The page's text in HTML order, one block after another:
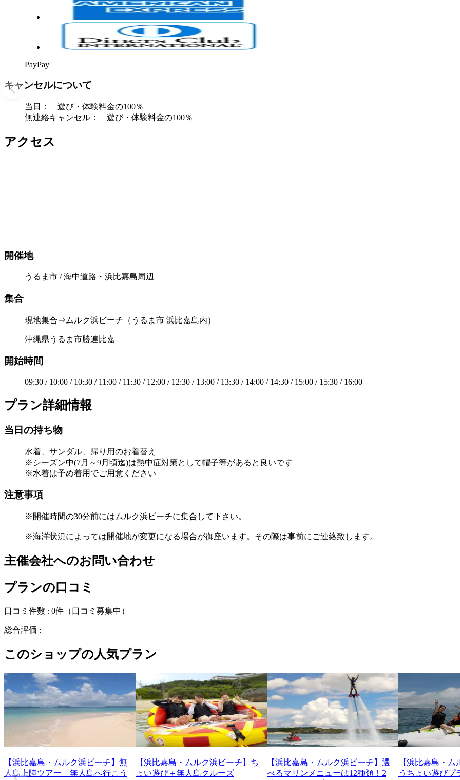
PayPay
キャンセルについて
当日： 遊び・体験料金の100％
無連絡キャンセル： 遊び・体験料金の100％
アクセス
開催地
うるま市 / 海中道路・浜比嘉島周辺
集合
現地集合⇒ムルク浜ビーチ（うるま市 浜比嘉島内）
沖縄県うるま市勝連比嘉
開始時間
09:30 / 10:00 / 10:30 / 11:00 / 11:30 / 12:00 / 12:30 / 13:00 / 13:30 / 14:00 / 14:30 / 15:00 / 15:30 / 16:00
プラン詳細情報
当日の持ち物
水着、サンダル、帰り用のお着替え
※シーズン中(7月～9月頃迄)は熱中症対策として帽子等があると良いです
※水着は予め着用でご用意ください
注意事項
※開催時間の30分前にはムルク浜ビーチに集合して下さい。
※海洋状況によっては開催地が変更になる場合が御座います。その際は事前にご連絡致します。
主催会社へのお問い合わせ
プランの口コミ
口コミ件数 : 0件 （口コミ募集中）
総合評価 :
このショップの人気プラン
【浜比嘉島・ムルク浜ビーチ】無
人島上陸ツアー 無人島へ行こう
【浜比嘉島・ムルク浜ビーチ】ち
ょい遊び＋無人島クルーズ
【浜比嘉島・ムルク浜ビーチ】選
べるマリンメニューは12種類！2
【浜比嘉島・
うちょい遊びプ